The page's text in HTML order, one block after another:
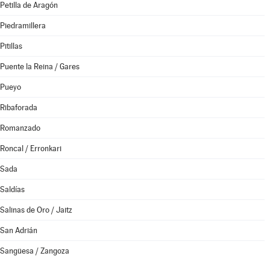
Petilla de Aragón
Piedramillera
Pitillas
Puente la Reina / Gares
Pueyo
Ribaforada
Romanzado
Roncal / Erronkari
Sada
Saldías
Salinas de Oro / Jaitz
San Adrián
Sangüesa / Zangoza